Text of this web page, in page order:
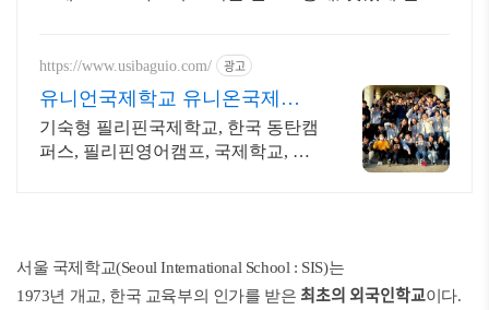
https://www.usibaguio.com/ 광고
유니언국제학교 유니온국제학
교
기숙형 필리핀국제학교, 한국 동탄캠
퍼스, 필리핀영어캠프, 국제학교, 기
서울 국제학교(Seoul International School : SIS)는
1973년 개교, 한국 교육부의 인가를 받은 최초의 외국인학교이다.